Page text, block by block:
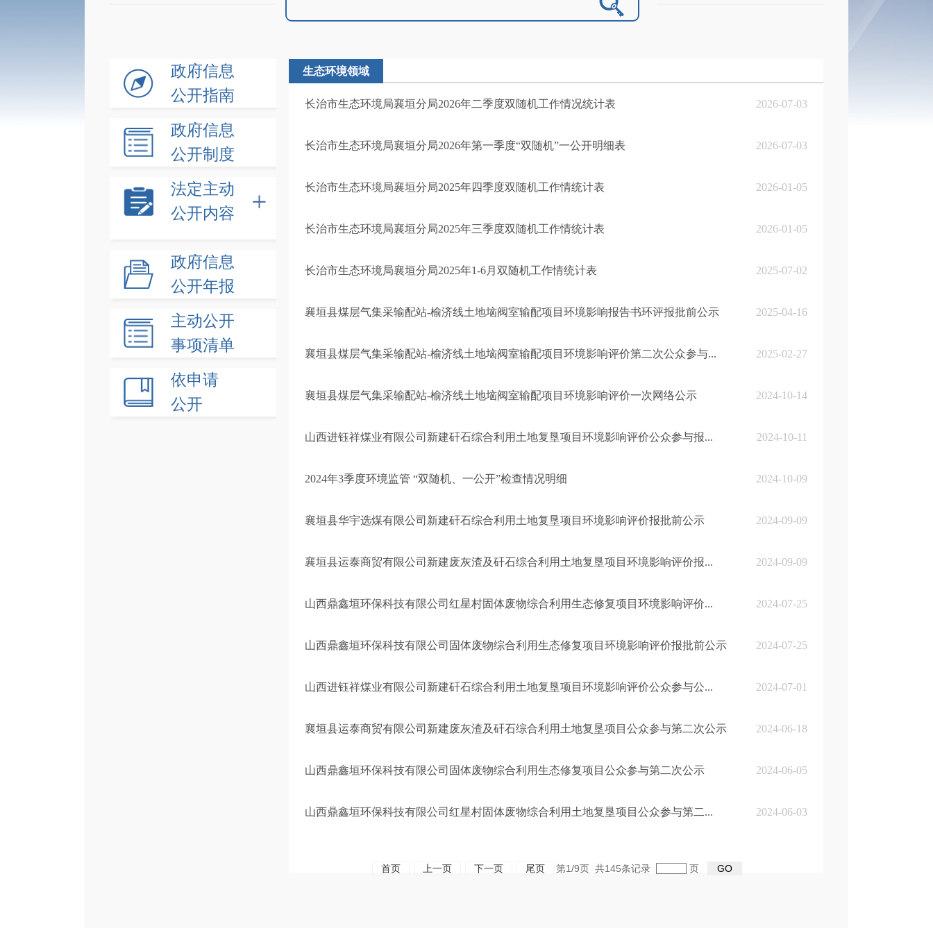
政府信息
公开指南
政府信息
公开制度
法定主动
公开内容
政府信息
公开年报
主动公开
事项清单
依申请
公开
生态环境领域
长治市生态环境局襄垣分局2026年二季度双随机工作情况统计表 2026-07-03
长治市生态环境局襄垣分局2026年第一季度“双随机”一公开明细表 2026-07-03
长治市生态环境局襄垣分局2025年四季度双随机工作情统计表 2026-01-05
长治市生态环境局襄垣分局2025年三季度双随机工作情统计表 2026-01-05
长治市生态环境局襄垣分局2025年1-6月双随机工作情统计表 2025-07-02
襄垣县煤层气集采输配站-榆济线土地垴阀室输配项目环境影响报告书环评报批前公示 2025-04-16
襄垣县煤层气集采输配站-榆济线土地垴阀室输配项目环境影响评价第二次公众参与... 2025-02-27
襄垣县煤层气集采输配站-榆济线土地垴阀室输配项目环境影响评价一次网络公示 2024-10-14
山西进钰祥煤业有限公司新建矸石综合利用土地复垦项目环境影响评价公众参与报... 2024-10-11
2024年3季度环境监管 “双随机、一公开”检查情况明细 2024-10-09
襄垣县华宇选煤有限公司新建矸石综合利用土地复垦项目环境影响评价报批前公示 2024-09-09
襄垣县运泰商贸有限公司新建废灰渣及矸石综合利用土地复垦项目环境影响评价报... 2024-09-09
山西鼎鑫垣环保科技有限公司红星村固体废物综合利用生态修复项目环境影响评价... 2024-07-25
山西鼎鑫垣环保科技有限公司固体废物综合利用生态修复项目环境影响评价报批前公示 2024-07-25
山西进钰祥煤业有限公司新建矸石综合利用土地复垦项目环境影响评价公众参与公... 2024-07-01
襄垣县运泰商贸有限公司新建废灰渣及矸石综合利用土地复垦项目公众参与第二次公示 2024-06-18
山西鼎鑫垣环保科技有限公司固体废物综合利用生态修复项目公众参与第二次公示 2024-06-05
山西鼎鑫垣环保科技有限公司红星村固体废物综合利用土地复垦项目公众参与第二... 2024-06-03
首页 上一页 下一页 尾页 第1/9页 共145条记录 页